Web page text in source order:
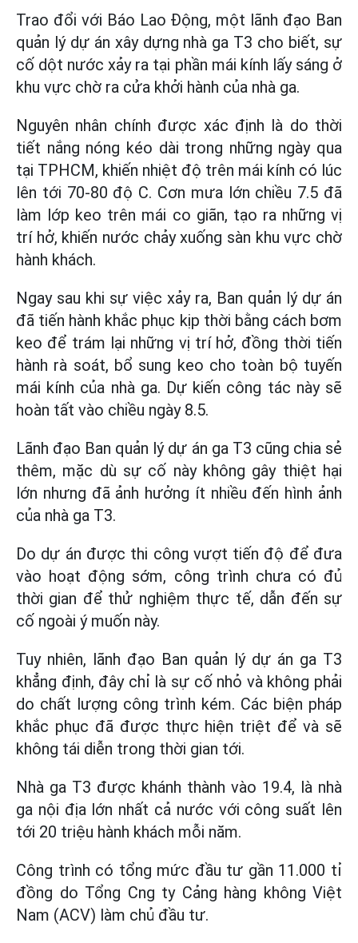
Trao đổi với Báo Lao Động, một lãnh đạo Ban
quản lý dự án xây dựng nhà ga T3 cho biết, sự
cố dột nước xảy ra tại phần mái kính lấy sáng ở
khu vực chờ ra cửa khởi hành của nhà ga.
Nguyên nhân chính được xác định là do thời
tiết nắng nóng kéo dài trong những ngày qua
tại TPHCM, khiến nhiệt độ trên mái kính có lúc
lên tới 70-80 độ C. Cơn mưa lớn chiều 7.5 đã
làm lớp keo trên mái co giãn, tạo ra những vị
trí hở, khiến nước chảy xuống sàn khu vực chờ
hành khách.
Ngay sau khi sự việc xảy ra, Ban quản lý dự án
đã tiến hành khắc phục kịp thời bằng cách bơm
keo để trám lại những vị trí hở, đồng thời tiến
hành rà soát, bổ sung keo cho toàn bộ tuyến
mái kính của nhà ga. Dự kiến công tác này sẽ
hoàn tất vào chiều ngày 8.5.
Lãnh đạo Ban quản lý dự án ga T3 cũng chia sẻ
thêm, mặc dù sự cố này không gây thiệt hại
lớn nhưng đã ảnh hưởng ít nhiều đến hình ảnh
của nhà ga T3.
Do dự án được thi công vượt tiến độ để đưa
vào hoạt động sớm, công trình chưa có đủ
thời gian để thử nghiệm thực tế, dẫn đến sự
cố ngoài ý muốn này.
Tuy nhiên, lãnh đạo Ban quản lý dự án ga T3
khẳng định, đây chỉ là sự cố nhỏ và không phải
do chất lượng công trình kém. Các biện pháp
khắc phục đã được thực hiện triệt để và sẽ
không tái diễn trong thời gian tới.
Nhà ga T3 được khánh thành vào 19.4, là nhà
ga nội địa lớn nhất cả nước với công suất lên
tới 20 triệu hành khách mỗi năm.
Công trình có tổng mức đầu tư gần 11.000 tỉ
đồng do Tổng Cng ty Cảng hàng không Việt
Nam (ACV) làm chủ đầu tư.